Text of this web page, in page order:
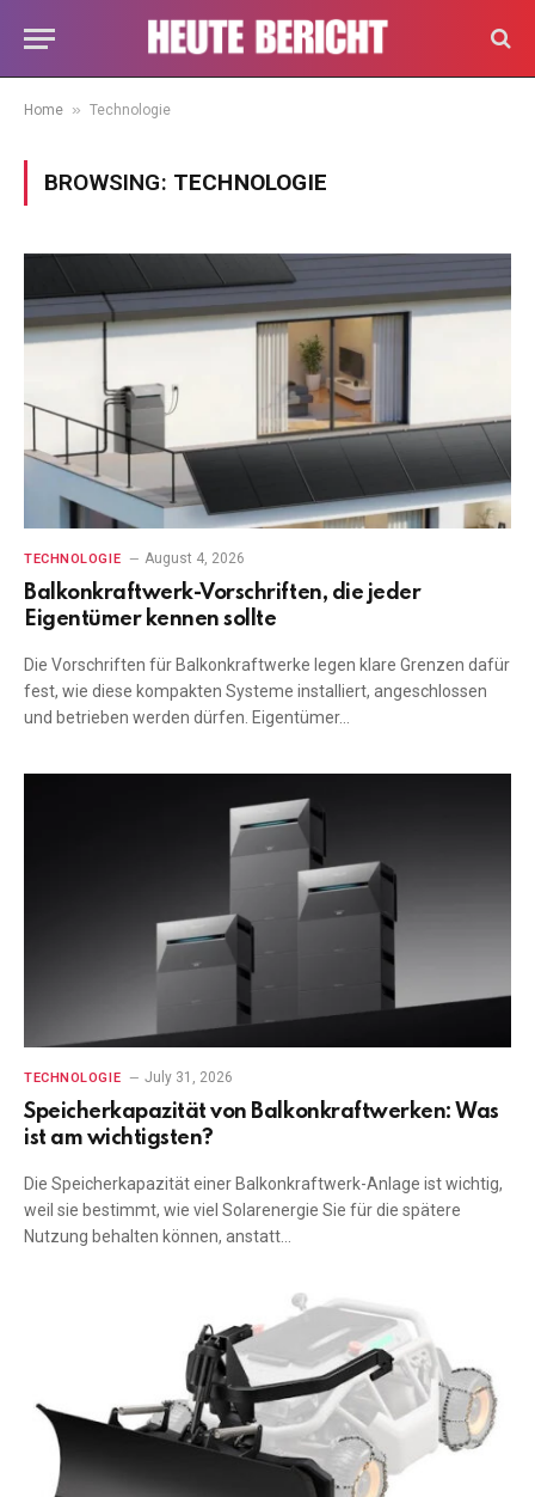
Home » Technologie
BROWSING: TECHNOLOGIE
TECHNOLOGIE August 4, 2026
Balkonkraftwerk-Vorschriften, die jeder
Eigentümer kennen sollte
Die Vorschriften für Balkonkraftwerke legen klare Grenzen dafür
fest, wie diese kompakten Systeme installiert, angeschlossen
und betrieben werden dürfen. Eigentümer…
TECHNOLOGIE July 31, 2026
Speicherkapazität von Balkonkraftwerken: Was
ist am wichtigsten?
Die Speicherkapazität einer Balkonkraftwerk-Anlage ist wichtig,
weil sie bestimmt, wie viel Solarenergie Sie für die spätere
Nutzung behalten können, anstatt…